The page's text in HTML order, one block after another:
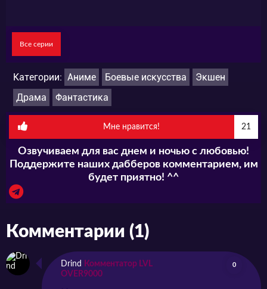
Все серии
Категории: Аниме Боевые искусства
Экшен
Драма
Фантастика
Мне нравится! 21
Озвучиваем для вас днем и ночью с любовью!
Поддержите наших дабберов комментарием, им
будет приятно! ^^
Комментарии (1)
Drind
Комментатор LVL
OVER9000
0